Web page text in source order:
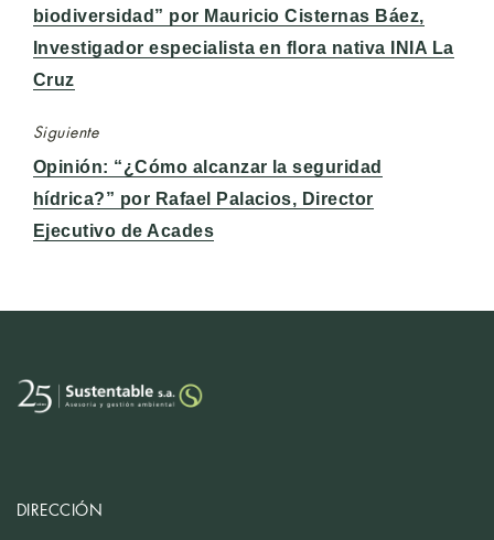
anterior:
biodiversidad” por Mauricio Cisternas Báez,
Investigador especialista en flora nativa INIA La
Cruz
Siguiente
Entrada
siguiente:
Opinión: “¿Cómo alcanzar la seguridad
hídrica?” por Rafael Palacios, Director
Ejecutivo de Acades
DIRECCIÓN